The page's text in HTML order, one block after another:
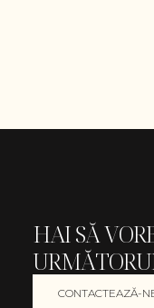
HAI SĂ
CONTACTEAZĂ-